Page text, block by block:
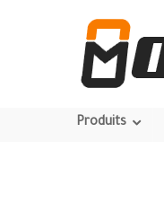
Produits